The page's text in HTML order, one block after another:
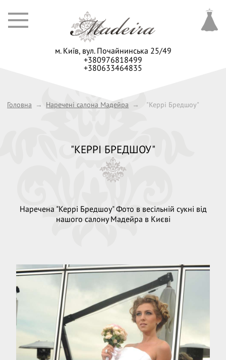
+380976818499
+380633464835
м. Київ, вул. Почайнинська 25/49
Головна → Наречені салона Мадейра → "Керрі Бредшоу"
"КЕРРІ БРЕДШОУ"
Наречена "Керрі Бредшоу" Фото в весільній сукні від
нашого салону Мадейра в Києві